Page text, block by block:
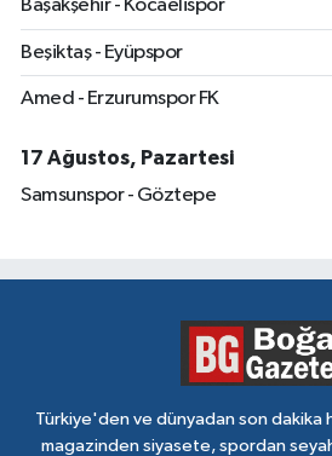
Başakşehir - Kocaelispor
Beşiktaş - Eyüpspor
Amed - Erzurumspor FK
17 Ağustos, Pazartesi
Samsunspor - Göztepe
Türkiye'den ve dünyadan son dakika
magazinden siyasete, spordan